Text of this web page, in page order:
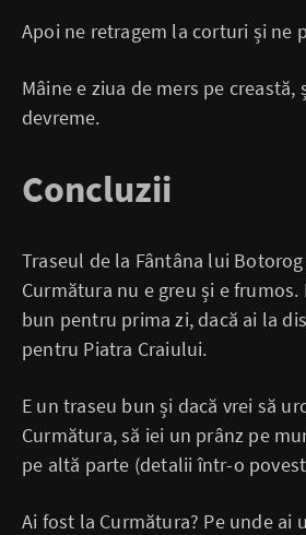
Apoi ne retragem la corturi și ne
Mâine e ziua de mers pe creastă,
devreme.
Concluzii
Traseul de la Fântâna lui Botorog
Curmătura nu e greu și e
bun pentru prima zi, dacă ai la
pentru Piatra Craiului.
E un traseu bun și dacă vrei să
Curmătura, să iei un prânz pe
pe altă parte (detalii într-o
Ai fost la Curmătura? Pe unde ai